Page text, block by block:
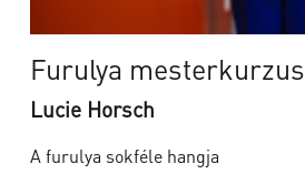
Furulya mesterkurzus
Lucie Horsch
A furulya sokféle hangja